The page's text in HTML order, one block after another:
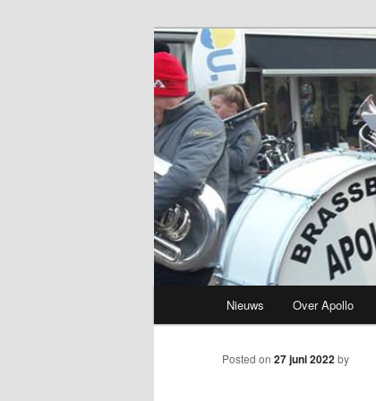
Apollo Grou
Brassband
Skip
to
Nieuws Over Apollo
Posted on 27 juni 2022by